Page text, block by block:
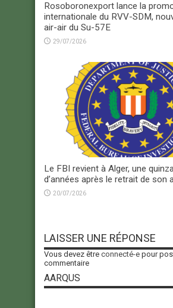
Rosoboronexport lance la
internationale du RVV-SDM,
air-air du Su-57E
29/07/2026
Le FBI revient à Alger, une
d’années après le retrait de son
20/07/2026
LAISSER UNE RÉPONSE
Vous devez être connecté-e pour
commentaire
AARQUS